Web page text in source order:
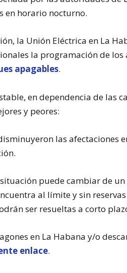
en horario nocturno.
la Unión Eléctrica en La
la programación de los
apagables.
en dependencia de las
y peores:
las afectaciones
puede cambiar de
al límite y sin
ser resueltas a corto
en La Habana y/o
enlace.